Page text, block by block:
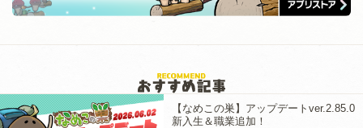
【なめこの巣】アップデートver.2.85.0
新入生＆職業追加！